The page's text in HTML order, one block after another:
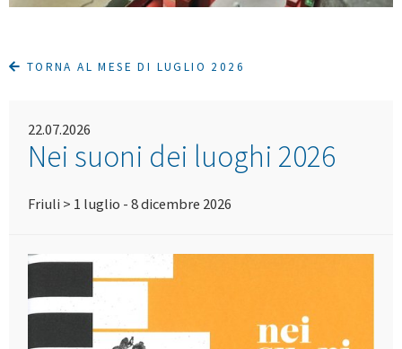
TORNA AL MESE DI LUGLIO 2026
22.07.2026
Nei suoni dei luoghi 2026
Friuli > 1 luglio - 8 dicembre 2026